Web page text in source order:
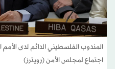
المندوب الفلسطيني الدائم لدى
اجتماع لمجلس الأمن (رويترز)